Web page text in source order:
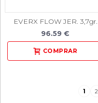
EVERX FLOW JER. 3,7gr.
96.59 €
1 2